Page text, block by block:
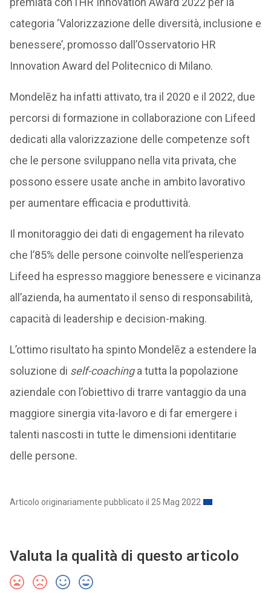
categoria ‘Valorizzazione delle diversità, inclusione e
benessere’, promosso dall’Osservatorio HR
Innovation Award del Politecnico di Milano.
Mondelēz ha infatti attivato, tra il 2020 e il 2022, due
percorsi di formazione in collaborazione con Lifeed
dedicati alla valorizzazione delle competenze soft
che le persone sviluppano nella vita privata, che
possono essere usate anche in ambito lavorativo
per aumentare efficacia e produttività.
Il monitoraggio dei dati di engagement ha rilevato
che l’85% delle persone coinvolte nell’esperienza
Lifeed ha espresso maggiore benessere e vicinanza
all’azienda, ha aumentato il senso di responsabilità,
capacità di leadership e decision-making.
L’ottimo risultato ha spinto Mondelēz a estendere la
soluzione di self-coachinga tutta la popolazione
aziendale con l’obiettivo di trarre vantaggio da una
maggiore sinergia vita-lavoro e di far emergere i
talenti nascosti in tutte le dimensioni identitarie
delle persone.
Articolo originariamente pubblicato il 25 Mag 2022
Valuta la qualità di questo articolo